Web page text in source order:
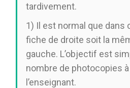
tardivement.
1) Il est normal que dans
fiche de droite soit la
gauche. L’objectif est
nombre de photocopies
l’enseignant.